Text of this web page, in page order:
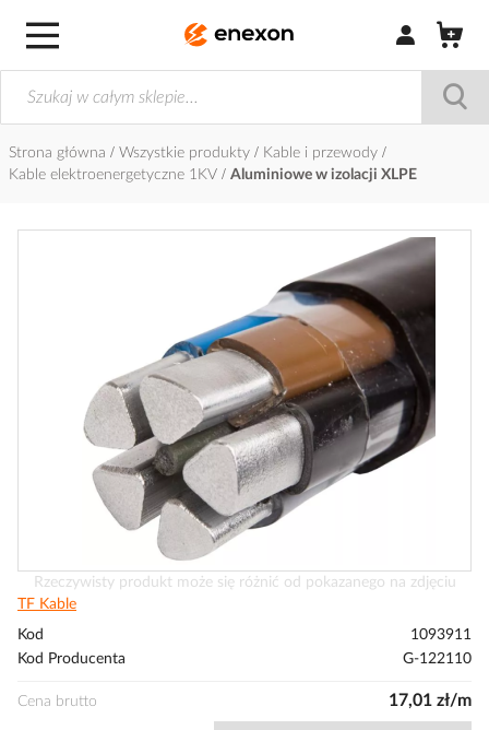
Zaloguj się /
Strona główna Wszystkie produkty
Kable i przewody
Kable elektroenergetyczne 1KV
Aluminiowe w izolacji XLPE
Przejdź
na
początek
Rzeczywisty produkt może się różnić od pokazanego na zdjęciu
TF Kable
Kod
1093911
Kod Producenta
G-122110
Cena brutto 17,01 zł/m